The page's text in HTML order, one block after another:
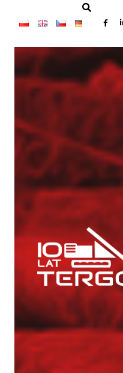
Baza TERGON w
Wynajem maszyn
Jubileusz: 20-lecie
Operator Wiertnicy
Galeria z otwarcia
Nasz najnowszy
Strona główna
Aktualności
Dotacje
Główna-old
Kariera
Młodszy